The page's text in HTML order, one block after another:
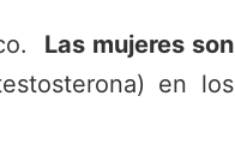
Las mujeres son
en los